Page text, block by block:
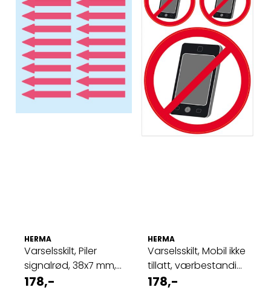
HERMA
Varselsskilt, Piler
signalrød, 38x7 mm,
4 ark, 88 ...
178,-
HERMA
Varselsskilt, Mobil ikke
tillatt, værbestandig,
1 ...
178,-